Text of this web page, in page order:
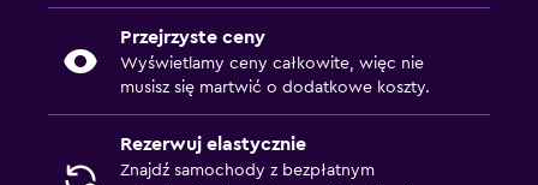
Przejrzyste ceny
Wyświetlamy ceny całkowite, więc nie
musisz się martwić o dodatkowe koszty.
Rezerwuj elastycznie
Znajdź samochody z bezpłatnym